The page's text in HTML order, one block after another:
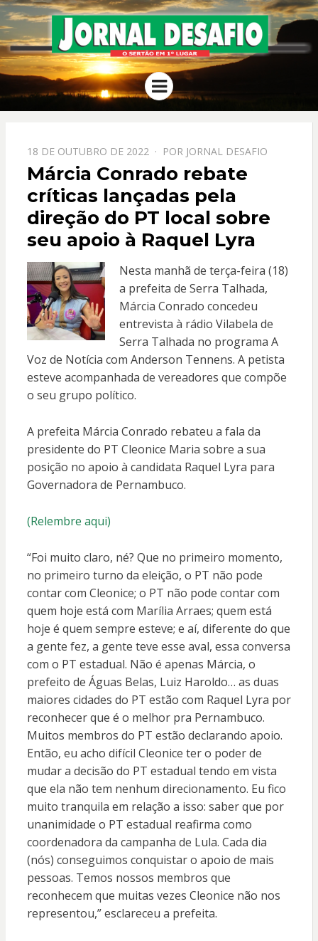
JORNAL
DESAFIO
O Sertão em 1º Lugar
Menu
PPOSTADO
EM
18 DE OUTUBRO DE 2022 POR JORNAL DESAFIO
Márcia Conrado rebate
críticas lançadas pela
direção do PT local sobre
seu apoio à Raquel Lyra
Nesta manhã de terça-feira (18)
a prefeita de Serra Talhada,
Márcia Conrado concedeu
entrevista à rádio Vilabela de
Serra Talhada no programa A
Voz de Notícia com Anderson Tennens. A petista
esteve acompanhada de vereadores que compõe
o seu grupo político.
A prefeita Márcia Conrado rebateu a fala da
presidente do PT Cleonice Maria sobre a sua
posição no apoio à candidata Raquel Lyra para
Governadora de Pernambuco.
(Relembre aqui)
“Foi muito claro, né? Que no primeiro momento,
no primeiro turno da eleição, o PT não pode
contar com Cleonice; o PT não pode contar com
quem hoje está com Marília Arraes; quem está
hoje é quem sempre esteve; e aí, diferente do que
a gente fez, a gente teve esse aval, essa conversa
com o PT estadual. Não é apenas Márcia, o
prefeito de Águas Belas, Luiz Haroldo… as duas
maiores cidades do PT estão com Raquel Lyra por
reconhecer que é o melhor pra Pernambuco.
Muitos membros do PT estão declarando apoio.
Então, eu acho difícil Cleonice ter o poder de
mudar a decisão do PT estadual tendo em vista
que ela não tem nenhum direcionamento. Eu fico
muito tranquila em relação a isso: saber que por
unanimidade o PT estadual reafirma como
coordenadora da campanha de Lula. Cada dia
(nós) conseguimos conquistar o apoio de mais
pessoas. Temos nossos membros que
reconhecem que muitas vezes Cleonice não nos
representou,” esclareceu a prefeita.